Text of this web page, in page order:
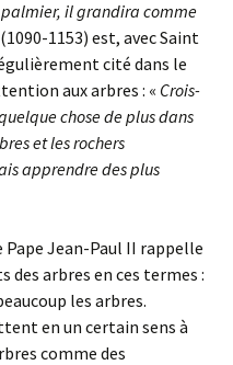
palmier, il grandira comme
1153) est, avec Saint
cité dans le
aux arbres : « Crois-
chose de plus dans
et les rochers
apprendre des plus
Pape Jean-Paul II rappelle
des arbres en ces termes :
les arbres.
en un certain sens à
comme des